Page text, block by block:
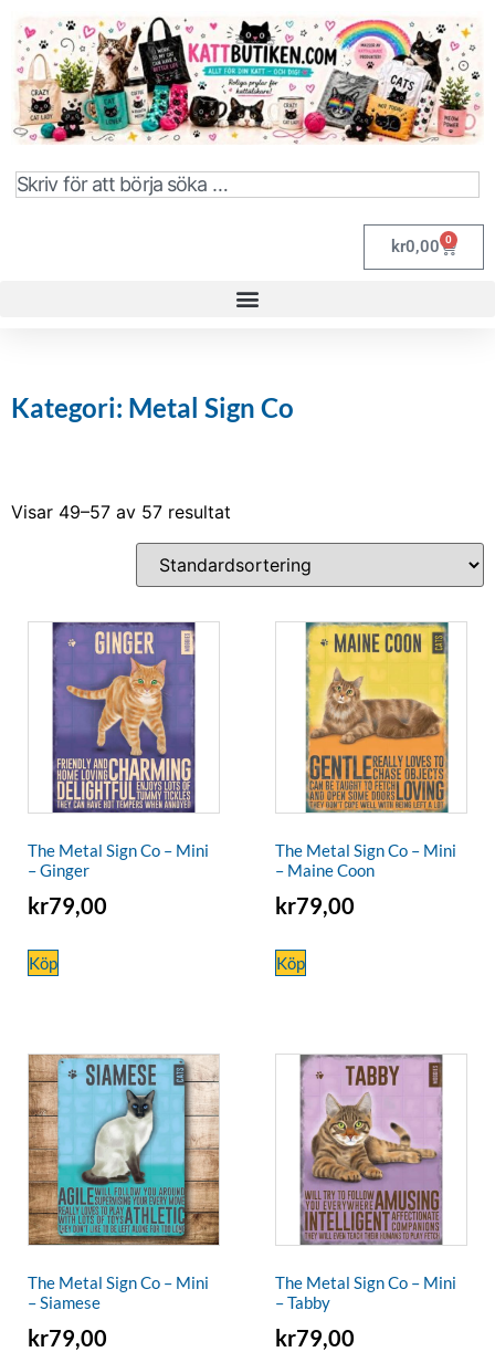
kr0,00 0
Kategori: Metal Sign Co
Visar 49–57 av 57 resultat
The Metal Sign Co – Mini
– Ginger
kr79,00
Köp
The Metal Sign Co – Mini
– Maine Coon
kr79,00
Köp
The Metal Sign Co – Mini
– Siamese
kr79,00
The Metal Sign Co – Mini
– Tabby
kr79,00